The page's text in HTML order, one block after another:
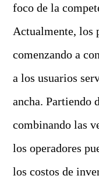
foco de la
Actualmente, los
comenzando a
a los usuarios
ancha. Partiendo
combinando las
los operadores
los costos de